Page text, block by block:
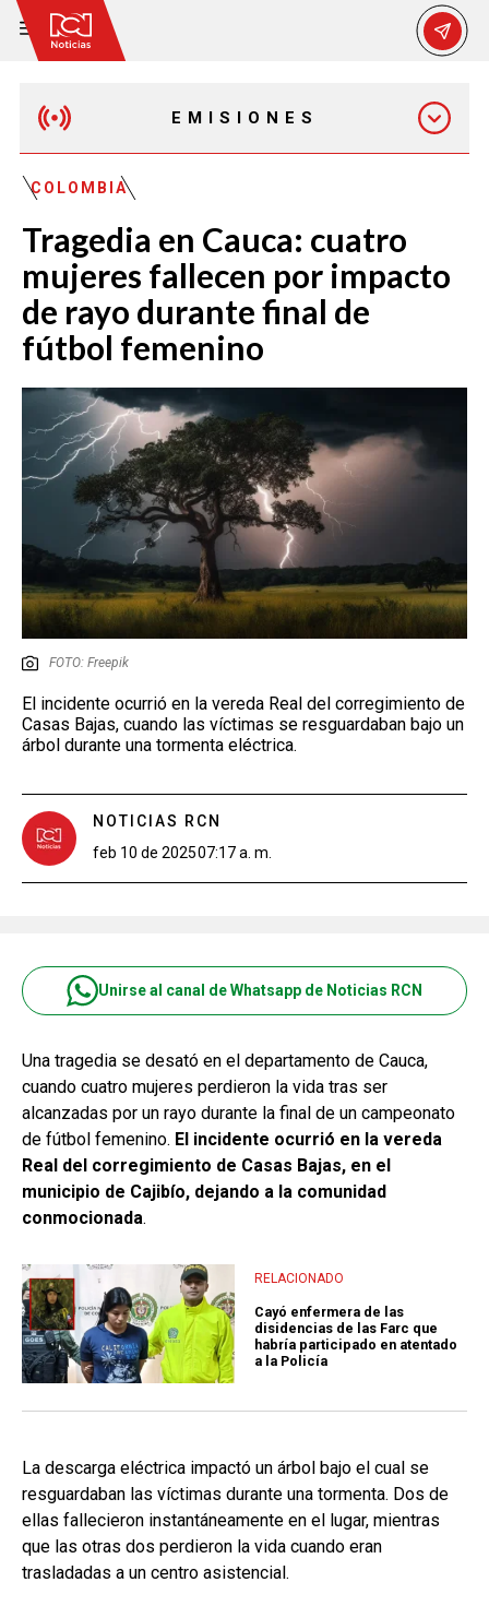
EMISIONES
EMISIÓN 12:30 PM
EMISIÓN 7:00 PM
EMISIÓN 11:30 PM
COLOMBIA
Tragedia en Cauca: cuatro
mujeres fallecen por impacto
de rayo durante final de
fútbol femenino
FOTO: Freepik
El incidente ocurrió en la vereda Real del corregimiento de
Casas Bajas, cuando las víctimas se resguardaban bajo un
árbol durante una tormenta eléctrica.
NOTICIAS RCN
feb 10 de 202507:17 a. m.
Unirse al canal de Whatsapp de Noticias RCN
Una tragedia se desató en el departamento de Cauca,
cuando cuatro mujeres perdieron la vida tras ser
alcanzadas por un rayo durante la final de un campeonato
de fútbol femenino. El incidente ocurrió en la vereda
Real del corregimiento de Casas Bajas, en el
municipio de Cajibío, dejando a la comunidad
conmocionada.
RELACIONADO
Cayó enfermera de las
disidencias de las Farc que
habría participado en atentado
a la Policía
La descarga eléctrica impactó un árbol bajo el cual se
resguardaban las víctimas durante una tormenta. Dos de
ellas fallecieron instantáneamente en el lugar, mientras
que las otras dos perdieron la vida cuando eran
trasladadas a un centro asistencial.